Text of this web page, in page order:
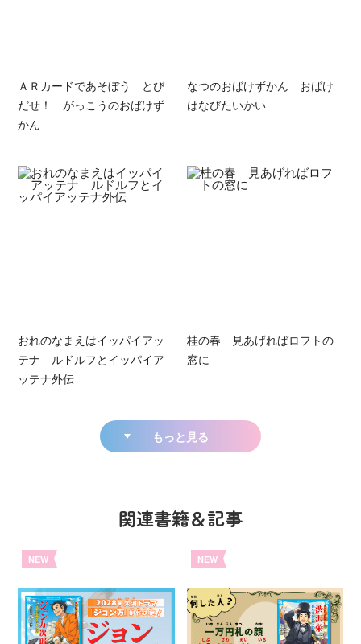
ＡＲカードであそぼう とび
だせ！ がっこうのおばけず
かん
なつのおばけずかん おばけ
はなびたいかい
おれのなまえはイッパイアッ
テナ ルドルフとイッパイア
ッテナ外伝
桂の春 見あげればロフトの
窓に
もっと見る
関連書籍＆記事
NEW NEW